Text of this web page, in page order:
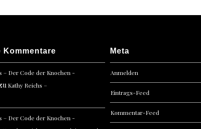
Kommentare
– Der Code der Knochen -
Kathy Reichs –
– Der Code der Knochen -
Meta
Anmelden
Eintrags-Feed
Kommentar-Feed